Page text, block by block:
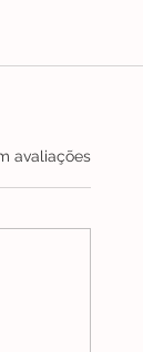
avaliações